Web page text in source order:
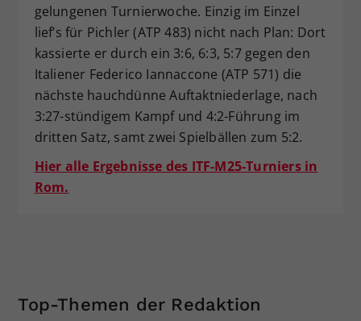
gelungenen Turnierwoche. Einzig im Einzel
lief’s für Pichler (ATP 483) nicht nach Plan: Dort
kassierte er durch ein 3:6, 6:3, 5:7 gegen den
Italiener Federico Iannaccone (ATP 571) die
nächste hauchdünne Auftaktniederlage, nach
3:27-stündigem Kampf und 4:2-Führung im
dritten Satz, samt zwei Spielbällen zum 5:2.
Hier alle Ergebnisse des ITF-M25-Turniers in
Rom.
Top-Themen der Redaktion